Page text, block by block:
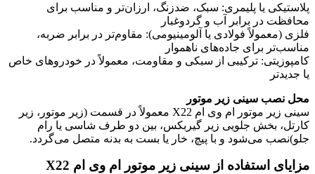
پلاستیکی یا پلیمری: سبک، ضدزنگ، ارزان‌تر و مناسب برای
محافظت در برابر آب و گردوغبار
فلزی (معمولاً فولادی یا آلومینیومی): مقاوم‌تر در برابر ضربه،
مناسب‌تر برای جاده‌های ناهموار
کامپوزیتی: ترکیبی از سبکی و مقاومت، معمولاً در خودروهای خاص
یا جدیدتر
محل نصب سینی زیر موتور
سینی زیر موتور ام وی ام X22 معمولاً در قسمت (زیر موتور، زیر
کارتل، بخش جلویی زیر گیربکس، بین دو طرف شاسی یا رام
جلو)نصب می‌شود و با پیچ، خار یا بست به بدنه متصل می‌گردد.
مزایای استفاده از سینی زیر موتور ام وی ام X22